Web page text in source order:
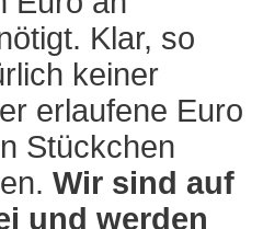
Klar, so
keiner
erlaufene Euro
Stückchen
Wir sind auf
und werden